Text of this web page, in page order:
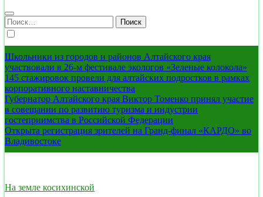
Найти:
Школьники из городов и районов Алтайского края
участвовали в 26-м фестивале экологов «Зеленые колокола»
145 стажировок провели для алтайских подростков в рамках
корпоративного наставничества
Губернатор Алтайского края Виктор Томенко принял участие
в совещании по развитию туризма и индустрии
гостеприимства в Российской Федерации
Открыта регистрация зрителей на Гранд-финал «КАРДО» во
Владивостоке
На земле косихинской